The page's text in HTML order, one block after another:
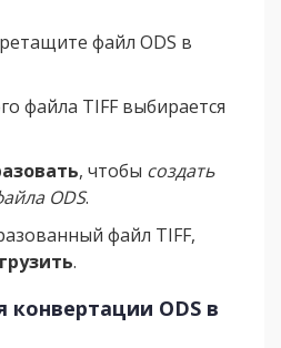
файл ODS в
файла TIFF выбирается
, чтобы создать
ODS.
файл TIFF,
.
ODS в